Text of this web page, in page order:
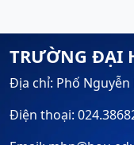
TRƯỜNG ĐẠI
Địa chỉ: Phố Nguyễn
Điện thoại: